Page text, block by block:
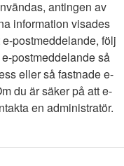
antingen av
information visades
postmeddelande, följ
postmeddelande så
eller så fastnade e-
du är säker på att e-
en administratör.